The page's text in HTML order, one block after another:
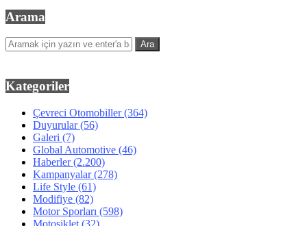
Arama
Kategoriler
Çevreci Otomobiller(364)
Duyurular(56)
Galeri (7)
Global Automotive (46)
Haberler(2.200)
Kampanyalar(278)
Life Style (61)
Modifiye (82)
Motor Sporları (598)
Motosiklet (32)